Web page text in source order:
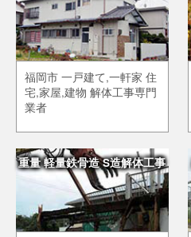
福岡市 一戸建て,一軒家 住
宅,家屋,建物 解体工事専門
業者
重量 軽量鉄骨造 S造解体工事